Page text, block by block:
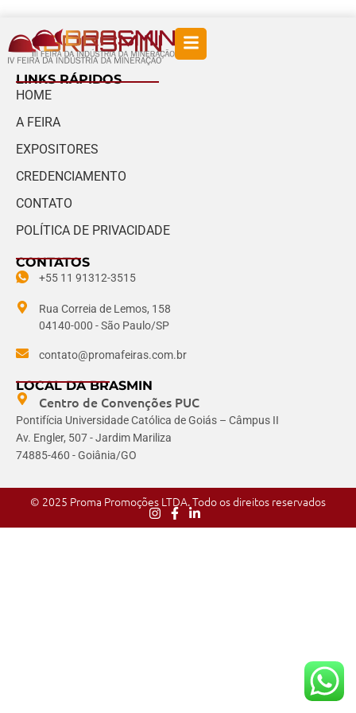
LINKS RÁPIDOS
HOME
A FEIRA
EXPOSITORES
CREDENCIAMENTO
CONTATO
POLÍTICA DE PRIVACIDADE
+55 11 91312-3515
Rua Correia de Lemos, 158
04140-000 - São Paulo/SP
contato@promafeiras.com.br
CONTATOS
LOCAL DA BRASMIN
Centro de Convenções PUC
Pontifícia Universidade Católica de Goiás – Câmpus II
Av. Engler, 507 - Jardim Mariliza
74885-460 - Goiânia/GO
© 2025 Proma Promoções LTDA. Todo os direitos reservados